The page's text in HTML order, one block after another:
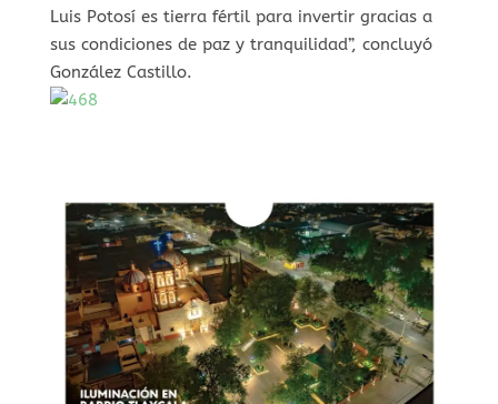
Luis Potosí es tierra fértil para invertir gracias a
sus condiciones de paz y tranquilidad”, concluyó
González Castillo.